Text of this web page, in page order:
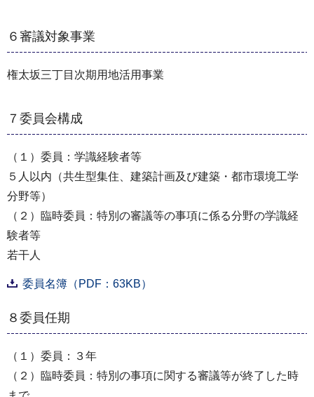
６審議対象事業
権太坂三丁目次期用地活用事業
７委員会構成
（１）委員：学識経験者等
５人以内（共生型集住、建築計画及び建築・都市環境工学
分野等）
（２）臨時委員：特別の審議等の事項に係る分野の学識経
験者等
若干人
委員名簿（PDF：63KB）
８委員任期
（１）委員：３年
（２）臨時委員：特別の事項に関する審議等が終了した時